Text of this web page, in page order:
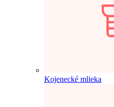
Kojenecké mlieka